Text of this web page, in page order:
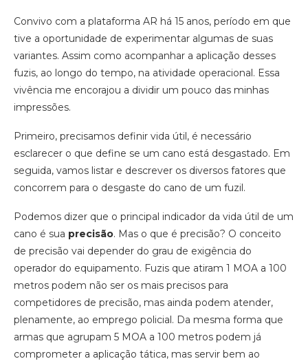
Convivo com a plataforma AR há 15 anos, período em que
tive a oportunidade de experimentar algumas de suas
variantes. Assim como acompanhar a aplicação desses
fuzis, ao longo do tempo, na atividade operacional. Essa
vivência me encorajou a dividir um pouco das minhas
impressões.
Primeiro, precisamos definir vida útil, é necessário
esclarecer o que define se um cano está desgastado. Em
seguida, vamos listar e descrever os diversos fatores que
concorrem para o desgaste do cano de um fuzil.
Podemos dizer que o principal indicador da vida útil de um
cano é sua precisão. Mas o que é precisão? O conceito
de precisão vai depender do grau de exigência do
operador do equipamento. Fuzis que atiram 1 MOA a 100
metros podem não ser os mais precisos para
competidores de precisão, mas ainda podem atender,
plenamente, ao emprego policial. Da mesma forma que
armas que agrupam 5 MOA a 100 metros podem já
comprometer a aplicação tática, mas servir bem ao